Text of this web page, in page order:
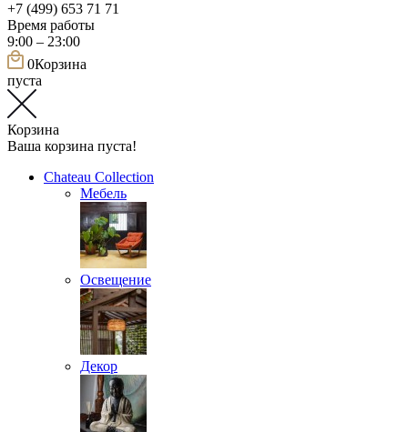
+7 (499) 653 71 71
Время работы
9:00 – 23:00
0Корзина
пуста
Корзина
Ваша корзина пуста!
Chateau Collection
Мебель
Освещение
Декор